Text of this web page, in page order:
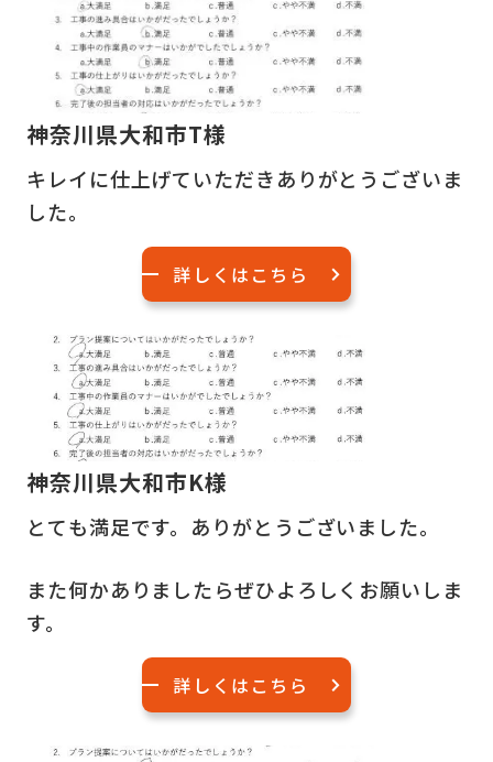
神奈川県大和市T様
キレイに仕上げていただきありがとうございま
した。
詳しくはこちら
神奈川県大和市K様
とても満足です。ありがとうございました。
また何かありましたらぜひよろしくお願いしま
す。
詳しくはこちら